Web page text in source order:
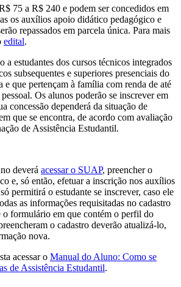
75 a R$ 240 e podem ser concedidos em
os auxílios apoio didático pedagógico e
repassados em parcela única. Para mais
edital.
a estudantes dos cursos técnicos integrados
subsequentes e superiores presenciais do
que pertençam à família com renda de até
Os alunos poderão se inscrever em
concessão dependerá da situação de
que se encontra, de acordo com avaliação
de Assistência Estudantil.
deverá acessar o SUAP, preencher o
e, só então, efetuar a inscrição nos auxílios
permitirá o estudante se inscrever, caso ele
as informações requisitadas no cadastro
o formulário em que contém o perfil do
o cadastro deverão atualizá-lo,
nova.
acessar o Manual do Aluno: Como se
de Assistência Estudantil.